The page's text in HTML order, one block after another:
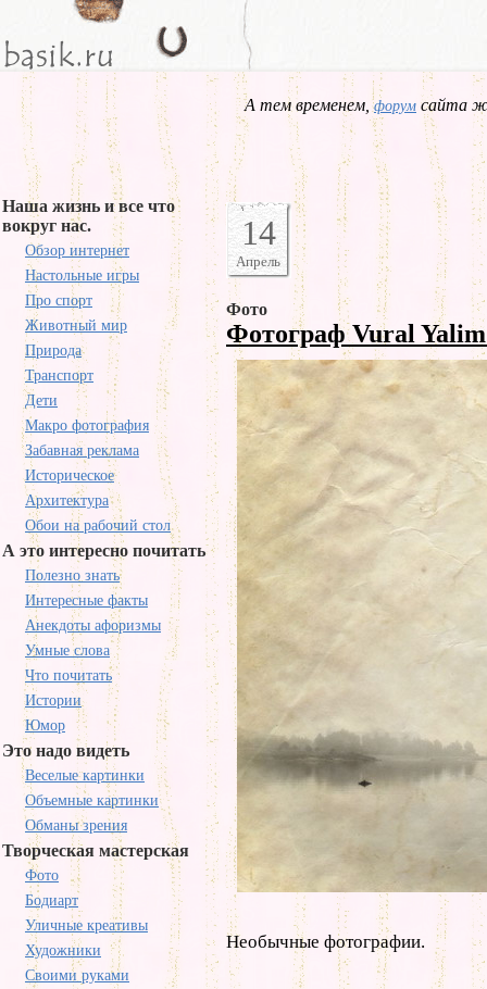
А тем временем,форум сайта
Наша жизнь и все что
вокруг нас.
Обзор интернет
Настольные игры
Про спорт
Животный мир
Природа
Транспорт
Дети
Макро фотография
Забавная реклама
Историческое
Архитектура
Обои на рабочий стол
А это интересно почитать
Полезно знать
Интересные факты
Анекдоты афоризмы
Умные слова
Что почитать
Истории
Юмор
Это надо видеть
Веселые картинки
Объемные картинки
Обманы зрения
Творческая мастерская
Фото
Бодиарт
Уличные креативы
Художники
Своими руками
14
Апрель
Фото
Фотограф Vural
Необычные фотографии.